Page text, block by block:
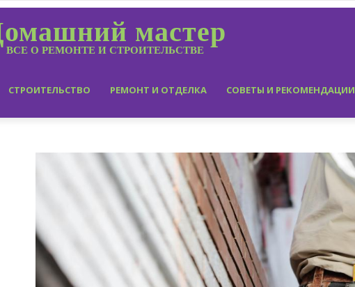
мастер
ВСЕ О РЕМОНТЕ И СТРОИТЕЛЬСТВЕ
СТРОИТЕЛЬСТВО РЕМОНТ И ОТДЕЛКА СОВЕТЫ И РЕКОМЕНДАЦИИ